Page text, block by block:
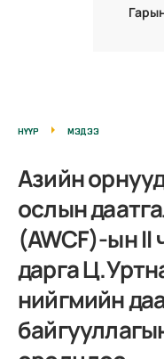
НҮҮР МЭДЭЭ
Азийн
ослын
(AWCF)-ын II
дарга
нийгмийн